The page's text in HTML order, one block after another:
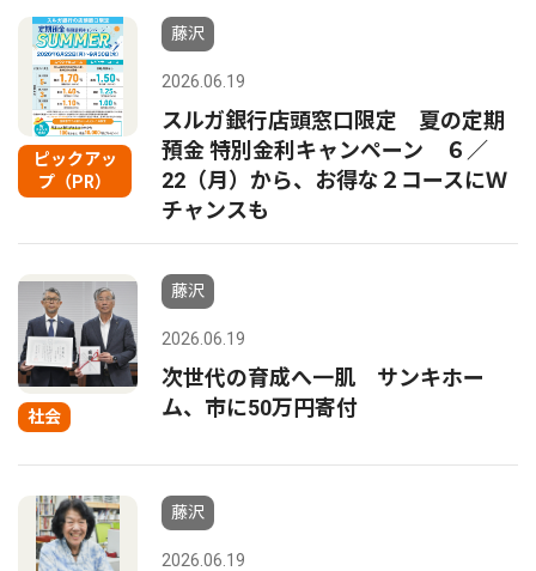
ピックアッ
プ（PR）
藤沢
2026.06.19
スルガ銀行店頭窓口限定 夏の定期
預金 特別金利キャンペーン ６／
22（月）から、お得な２コースにＷ
チャンスも
社会
藤沢
2026.06.19
次世代の育成へ一肌 サンキホー
ム、市に50万円寄付
藤沢
2026.06.19